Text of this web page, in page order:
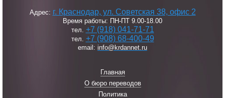
Адрес: г. Краснодар, ул. Советская 38, офис 2
Время работы: ПН-ПТ 9.00-18.00
тел. +7 (918) 041-71-71
тел. +7 (908) 68-400-49
email: info@krdannet.ru
Главная
О бюро переводов
Политика